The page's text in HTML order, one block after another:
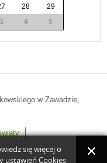
28
29
3 4 5
w Zawadzie,
się więcej o
ustawień Cookies